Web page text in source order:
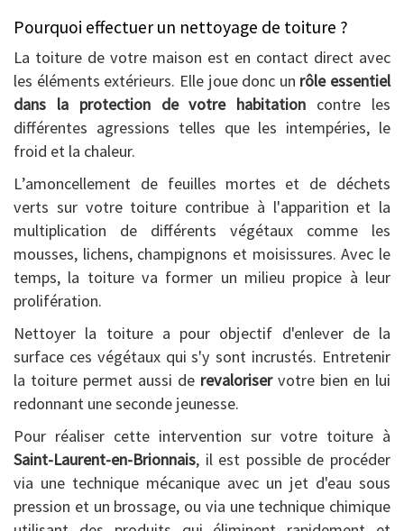
Pourquoi effectuer un nettoyage de toiture ?
La toiture de votre maison est en contact direct avec
les éléments extérieurs. Elle joue donc un rôle essentiel
dans la protection de votre habitation contre les
différentes agressions telles que les intempéries, le
froid et la chaleur.
L’amoncellement de feuilles mortes et de déchets
verts sur votre toiture contribue à l'apparition et la
multiplication de différents végétaux comme les
mousses, lichens, champignons et moisissures. Avec le
temps, la toiture va former un milieu propice à leur
prolifération.
Nettoyer la toiture a pour objectif d'enlever de la
surface ces végétaux qui s'y sont incrustés. Entretenir
la toiture permet aussi de revaloriservotre bien en lui
redonnant une seconde jeunesse.
Pour réaliser cette intervention sur votre toiture à
Saint-Laurent-en-Brionnais, il est possible de procéder
via une technique mécanique avec un jet d'eau sous
pression et un brossage, ou via une technique chimique